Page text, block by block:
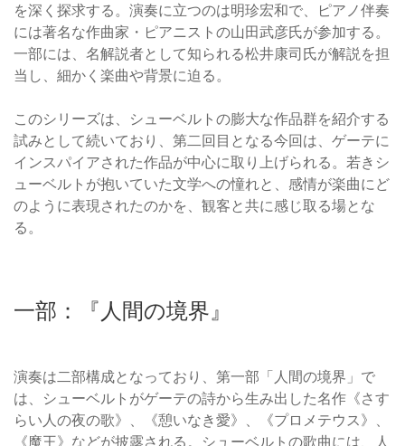
を深く探求する。演奏に立つのは明珍宏和で、ピアノ伴奏
には著名な作曲家・ピアニストの山田武彦氏が参加する。
一部には、名解説者として知られる松井康司氏が解説を担
当し、細かく楽曲や背景に迫る。
このシリーズは、シューベルトの膨大な作品群を紹介する
試みとして続いており、第二回目となる今回は、ゲーテに
インスパイアされた作品が中心に取り上げられる。若きシ
ューベルトが抱いていた文学への憧れと、感情が楽曲にど
のように表現されたのかを、観客と共に感じ取る場とな
る。
一部：『人間の境界』
演奏は二部構成となっており、第一部「人間の境界」で
は、シューベルトがゲーテの詩から生み出した名作《さす
らい人の夜の歌》、《憩いなき愛》、《プロメテウス》、
《魔王》などが披露される。シューベルトの歌曲には、人